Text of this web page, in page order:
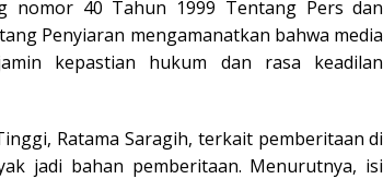
nomor 40 Tahun 1999 Tentang Pers dan
Penyiaran mengamanatkan bahwa media
kepastian hukum dan rasa keadilan
Ratama Saragih, terkait pemberitaan di
jadi bahan pemberitaan. Menurutnya, isi